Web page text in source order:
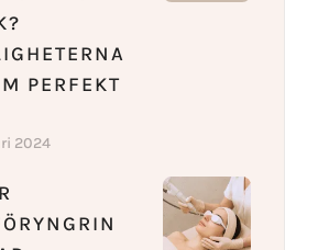
PERFEKT
2024